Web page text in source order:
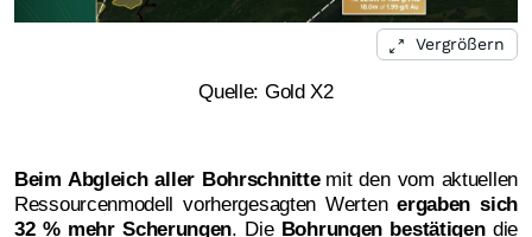
Vergrößern
Quelle: Gold X2
Beim Abgleich aller Bohrschnitte mit den vom aktuellen
Ressourcenmodell vorhergesagten Wertenergaben sich
32 % mehr Scherungen. Die Bohrungen bestätigendie